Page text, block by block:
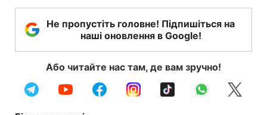
Не пропустіть головне! Підпишіться на
наші оновлення в Google!
Або читайте нас там, де вам зручно!